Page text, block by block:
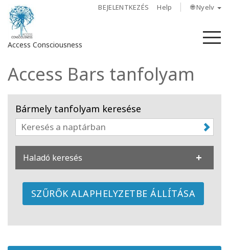
BEJELENTKEZÉS Help 🌐 Nyelv
Access Consciousness
Bejelentkezés
fiókba
Rólunk
Access
Bars
Régiók
Access Bars tanfolyam
Bármely tanfolyam keresése
Haladó keresés
SZŰRŐK ALAPHELYZETBE ÁLLÍTÁSA